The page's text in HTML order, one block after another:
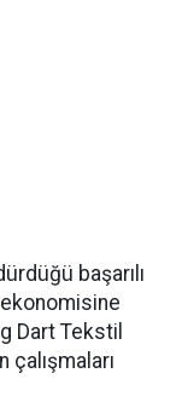
başarılı
Dart Tekstil
çalışmaları